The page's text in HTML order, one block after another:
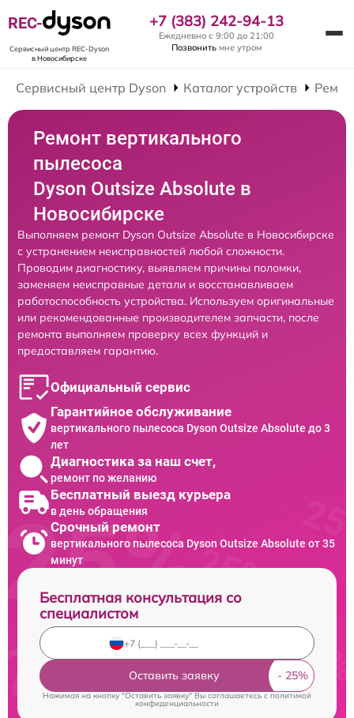
REC-
Сервисный центр REC-Dyson
в Новосибирске
+7 (383) 242-94-13
Ежедневно с 9:00 до 21:00
Позвонить мне утром
Сервисный центр Dyson Каталог устройств
Ремонт вертикального
пылесоса
Dyson Outsize Absolute в
Новосибирске
Выполняем ремонт Dyson Outsize Absolute в Новосибирске
с устранением неисправностей любой сложности.
Проводим диагностику, выявляем причины поломки,
заменяем неисправные детали и восстанавливаем
работоспособность устройства. Используем оригинальные
или рекомендованные производителем запчасти, после
ремонта выполняем проверку всех функций и
предоставляем гарантию.
Официальный сервис
Гарантийное обслуживание
вертикального пылесоса Dyson Outsize Absolute до 3
лет
Диагностика за наш счет,
ремонт по желанию
Бесплатный выезд курьера
в день обращения
Срочный ремонт
вертикального пылесоса Dyson Outsize Absolute от 35
минут
Бесплатная консультация со
специалистом
Оставить заявку
Нажимая на кнопку "Оставить заявку" Вы соглашаетесь cполитикой
конфиденциальности